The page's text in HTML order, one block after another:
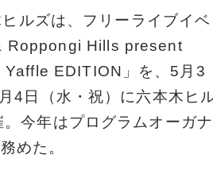
ルズは、フリーライブイベ
Roppongi Hills present
EDITION」を、5月3
4日（水・祝）に六本木ヒ
。今年はプログラムオーガナ
めた。